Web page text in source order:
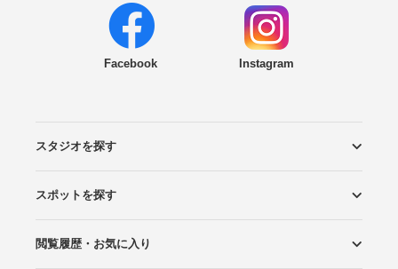
Facebook Instagram
スタジオを探す
エリアから探す
こだわりから探す
NEW PHOTO STYLE
プランから探す
フォトタイプ診断
フォトグラファーから探す
国内リゾートから探す
スポットを探す
ロケーションから探す
スタジオから探す
閲覧履歴・お気に入り